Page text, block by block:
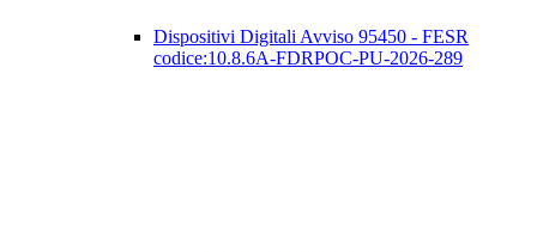
Dispositivi Digitali Avviso 95450 - FESR
codice:10.8.6A-FDRPOC-PU-2026-289